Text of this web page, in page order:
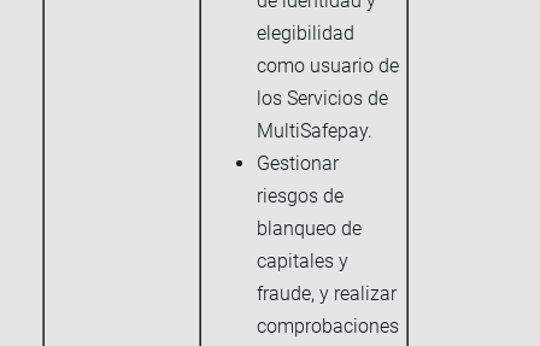
elegibilidad
como usuario de
los Servicios de
MultiSafepay.
Gestionar
riesgos de
blanqueo de
capitales y
fraude, y realizar
comprobaciones